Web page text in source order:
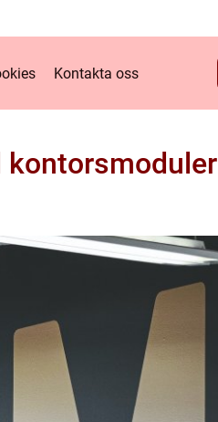
Kontakta oss
kontorsmoduler